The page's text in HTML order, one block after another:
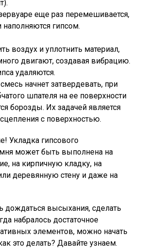
еще раз перемешивается,
гипсом.
воздух и уплотнить материал,
двигают, создавая вибрацию.
удаляются.
начнет затвердевать, при
шпателя на ее поверхности
борозды. Их задачей является
с поверхностью.
Укладка гипсового
может быть выполнена на
на кирпичную кладку, на
деревянную стену и даже на
дождаться высыхания, сделать
набралось достаточное
элементов, можно начать
это делать? Давайте узнаем.